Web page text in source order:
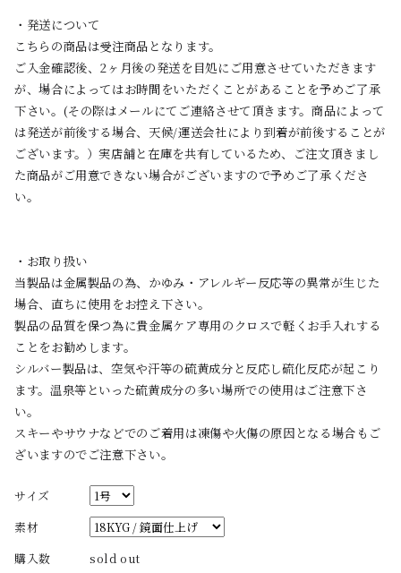
・発送について
こちらの商品は受注商品となります。
ご入金確認後、2ヶ月後の発送を目処にご用意させていただきます
が、場合によってはお時間をいただくことがあることを予めご了承
下さい。(その際はメールにてご連絡させて頂きます。商品によって
は発送が前後する場合、天候/運送会社により到着が前後することが
ございます。）実店舗と在庫を共有しているため、ご注文頂きまし
た商品がご用意できない場合がございますので予めご了承くださ
い。
・お取り扱い
当製品は金属製品の為、かゆみ・アレルギー反応等の異常が生じた
場合、直ちに使用をお控え下さい。
製品の品質を保つ為に貴金属ケア専用のクロスで軽くお手入れする
ことをお勧めします。
シルバー製品は、空気や汗等の硫黄成分と反応し硫化反応が起こり
ます。温泉等といった硫黄成分の多い場所での使用はご注意下さ
い。
スキーやサウナなどでのご着用は凍傷や火傷の原因となる場合もご
ざいますのでご注意下さい。
サイズ
素材
購入数
sold out